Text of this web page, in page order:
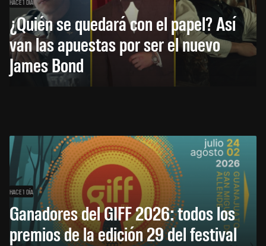
¿Quién se quedará con el papel? Así
van las apuestas por ser el nuevo
James Bond
HACE 1 DÍA
Ganadores del GIFF 2026: todos los
premios de la edición 29 del festival